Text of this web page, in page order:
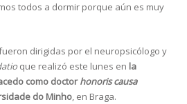
todos a dormir porque aún es muy
dirigidas por el neuropsicólogo y
que realizó este lunes en la
como doctorhonoris causa
do Minho, en Braga.